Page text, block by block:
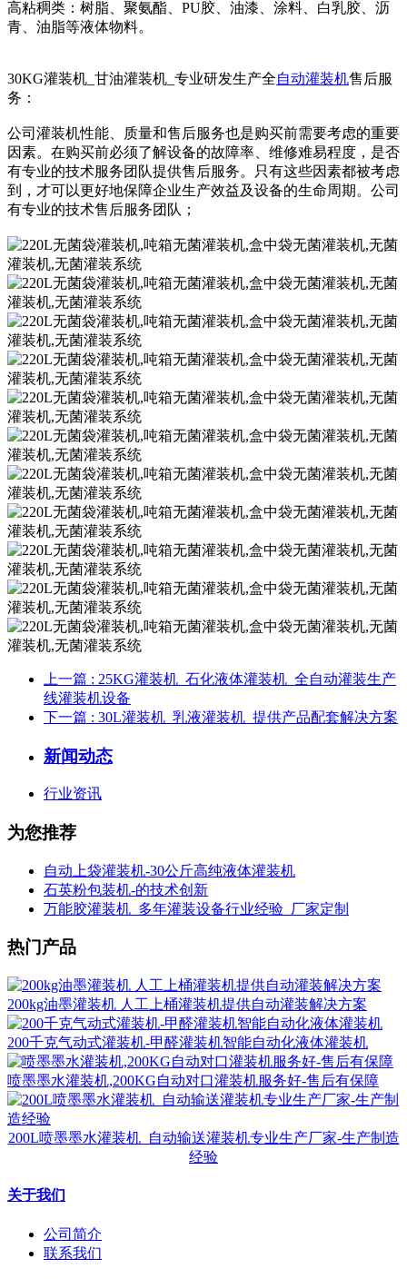
高粘稠类：树脂、聚氨酯、PU胶、油漆、涂料、白乳胶、沥
青、油脂等液体物料。
30KG灌装机_甘油灌装机_专业研发生产全自动灌装机售后服
务：
公司灌装机性能、质量和售后服务也是购买前需要考虑的重要
因素。在购买前必须了解设备的故障率、维修难易程度，是否
有专业的技术服务团队提供售后服务。只有这些因素都被考虑
到，才可以更好地保障企业生产效益及设备的生命周期。公司
有专业的技术售后服务团队；
上一篇 : 25KG灌装机_石化液体灌装机_全自动灌装生产
线灌装机设备
下一篇 : 30L灌装机_乳液灌装机_提供产品配套解决方案
新闻动态
行业资讯
为您推荐
自动上袋灌装机-30公斤高纯液体灌装机
石英粉包装机-的技术创新
万能胶灌装机_多年灌装设备行业经验_厂家定制
热门产品
200kg油墨灌装机 人工上桶灌装机提供自动灌装解决方案
200千克气动式灌装机-甲醛灌装机智能自动化液体灌装机
喷墨墨水灌装机,200KG自动对口灌装机服务好-售后有保障
200L喷墨墨水灌装机_自动输送灌装机专业生产厂家-生产制造
经验
关于我们
公司简介
联系我们